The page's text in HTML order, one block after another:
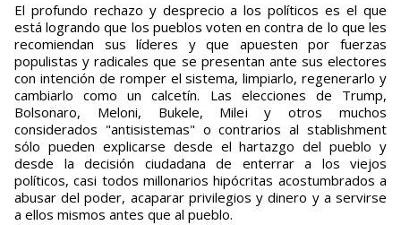
El profundo rechazo y desprecio a los políticos es el que
está logrando que los pueblos voten en contra de lo que les
recomiendan sus líderes y que apuesten por fuerzas
populistas y radicales que se presentan ante sus electores
con intención de romper el sistema, limpiarlo, regenerarlo y
cambiarlo como un calcetín. Las elecciones de Trump,
Bolsonaro, Meloni, Bukele, Milei y otros muchos
considerados "antisistemas" o contrarios al stablishment
sólo pueden explicarse desde el hartazgo del pueblo y
desde la decisión ciudadana de enterrar a los viejos
políticos, casi todos millonarios hipócritas acostumbrados a
abusar del poder, acaparar privilegios y dinero y a servirse
a ellos mismos antes que al pueblo.